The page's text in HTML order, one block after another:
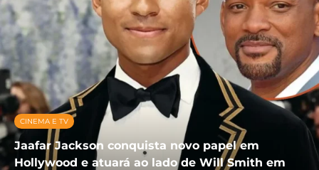
CINEMA E TV
Jaafar Jackson conquista novo papel em
Hollywood e atuará ao lado de Will Smith em